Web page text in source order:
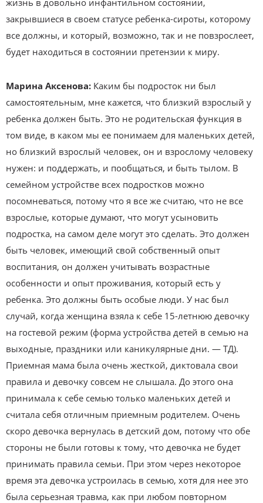
жизнь в довольно инфантильном состоянии,
закрывшиеся в своем статусе ребенка-сироты, которому
все должны, и который, возможно, так и не повзрослеет,
будет находиться в состоянии претензии к миру.
Марина Аксенова: Каким бы подросток ни был
самостоятельным, мне кажется, что близкий взрослый у
ребенка должен быть. Это не родительская функция в
том виде, в каком мы ее понимаем для маленьких детей,
но близкий взрослый человек, он и взрослому человеку
нужен: и поддержать, и пообщаться, и быть тылом. В
семейном устройстве всех подростков можно
посомневаться, потому что я все же считаю, что не все
взрослые, которые думают, что могут усыновить
подростка, на самом деле могут это сделать. Это должен
быть человек, имеющий свой собственный опыт
воспитания, он должен учитывать возрастные
особенности и опыт проживания, который есть у
ребенка. Это должны быть особые люди. У нас был
случай, когда женщина взяла к себе 15-летнюю девочку
на гостевой режим (форма устройства детей в семью на
выходные, праздники или каникулярные дни. — ТД).
Приемная мама была очень жесткой, диктовала свои
правила и девочку совсем не слышала. До этого она
принимала к себе семью только маленьких детей и
считала себя отличным приемным родителем. Очень
скоро девочка вернулась в детский дом, потому что обе
стороны не были готовы к тому, что девочка не будет
принимать правила семьи. При этом через некоторое
время эта девочка устроилась в семью, хотя для нее это
была серьезная травма, как при любом повторном